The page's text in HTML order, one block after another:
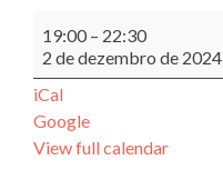
de
Revisão
Presencial
19:00 – 22:30
2 de dezembro de 2024
iCal
Google
View full calendar